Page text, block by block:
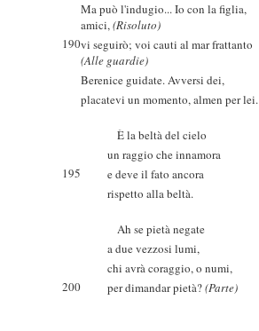
Ma può l'indugio... Io con la figlia,
amici,(Risoluto)
190vi seguirò; voi cauti al mar frattanto
(Alle guardie)
Berenice guidate. Avversi dei,
placatevi un momento, almen per lei.
È la beltà del cielo
un raggio che innamora
195
e deve il fato ancora
rispetto alla beltà.
Ah se pietà negate
a due vezzosi lumi,
chi avrà coraggio, o numi,
200
per dimandar pietà?(Parte)